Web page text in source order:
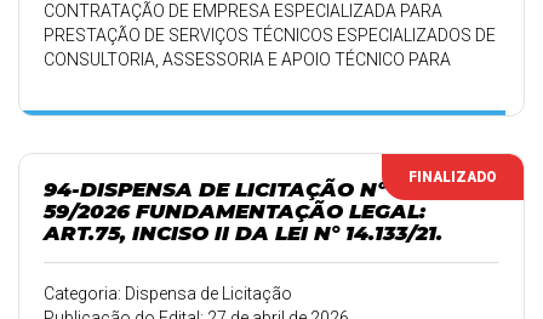
CONTRATAÇÃO DE EMPRESA ESPECIALIZADA PARA
PRESTAÇÃO DE SERVIÇOS TÉCNICOS ESPECIALIZADOS DE
CONSULTORIA, ASSESSORIA E APOIO TÉCNICO PARA
FINALIZADO
94-DISPENSA DE LICITAÇÃO Nº
59/2026 FUNDAMENTAÇÃO LEGAL:
ART.75, INCISO II DA LEI N° 14.133/21.
Categoria: Dispensa de Licitação